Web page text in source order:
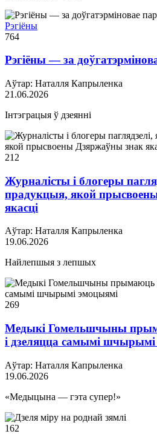
Рэгіёны
764
Рэгіёны — за
Аўтар: Наталля Капрыленка
21.06.2026
Інтэграцыя ў дзеянні
212
Журналісты і блогеры
прадукцыя, якой
якасці
Аўтар: Наталля Капрыленка
19.06.2026
Найлепшыя з лепшых
269
Медыкі Гомельшчыны
і дзеляцца самымі
Аўтар: Наталля Капрыленка
19.06.2026
«Медыцына — гэта супер!»
162